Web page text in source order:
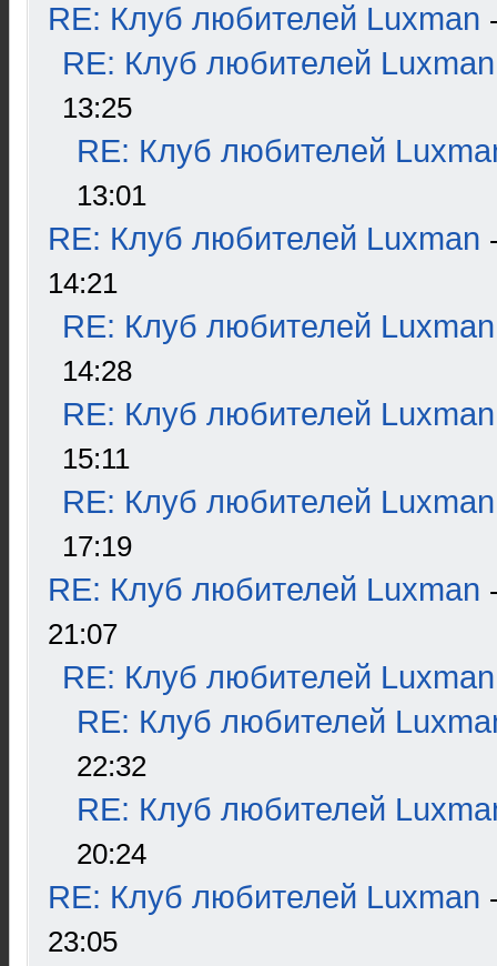
RE: Клуб любителей Luxman
RE: Клуб любителей Luxman
13:25
RE: Клуб любителей
13:01
RE: Клуб любителей Luxman
14:21
RE: Клуб любителей Luxman
14:28
RE: Клуб любителей Luxman
15:11
RE: Клуб любителей Luxman
17:19
RE: Клуб любителей Luxman
21:07
RE: Клуб любителей Luxman
RE: Клуб любителей
22:32
RE: Клуб любителей
20:24
RE: Клуб любителей Luxman
23:05